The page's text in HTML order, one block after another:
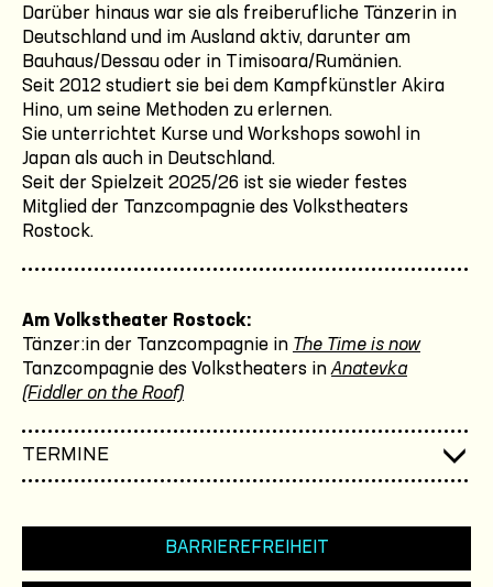
Darüber hinaus war sie als freiberufliche Tänzerin in
Deutschland und im Ausland aktiv, darunter am
Bauhaus/Dessau oder in Timisoara/Rumänien.
Seit 2012 studiert sie bei dem Kampfkünstler Akira
Hino, um seine Methoden zu erlernen.
Sie unterrichtet Kurse und Workshops sowohl in
Japan als auch in Deutschland.
Seit der Spielzeit 2025/26 ist sie wieder festes
Mitglied der Tanzcompagnie des Volkstheaters
Rostock.
Am Volkstheater Rostock:
Tänzer:in der Tanzcompagnie in The Time is now
Tanzcompagnie des Volkstheaters in Anatevka
(Fiddler on the Roof)
TERMINE
BARRIEREFREIHEIT